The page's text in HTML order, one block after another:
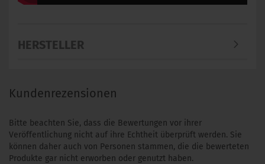
HERSTELLER
Kundenrezensionen
Bitte beachten Sie, dass die Bewertungen vor ihrer
Veröffentlichung nicht auf ihre Echtheit überprüft werden. Sie
können daher auch von Personen stammen, die die bewerteten
Produkte gar nicht erworben oder genutzt haben.